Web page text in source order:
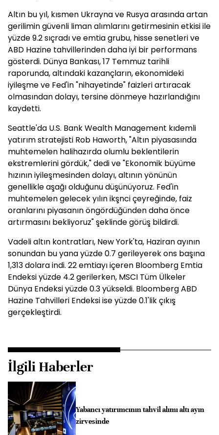
Altın bu yıl, kısmen Ukrayna ve Rusya arasında artan
gerilimin güvenli liman alımlarını getirmesinin etkisi ile
yüzde 9.2 sıçradı ve emtia grubu, hisse senetleri ve
ABD Hazine tahvillerinden daha iyi bir performans
gösterdi. Dünya Bankası, 17 Temmuz tarihli
raporunda, altındaki kazançların, ekonomideki
iyileşme ve Fed'in "nihayetinde" faizleri artıracak
olmasından dolayı, tersine dönmeye hazırlandığını
kaydetti.
Seattle'da U.S. Bank Wealth Management kıdemli
yatırım stratejisti Rob Haworth, "Altın piyasasında
muhtemelen halihazırda olumlu beklentilerin
ekstremlerini gördük," dedi ve "Ekonomik büyüme
hızının iyileşmesinden dolayı, altının yönünün
genellikle aşağı olduğunu düşünüyoruz. Fed'in
muhtemelen gelecek yılın ikşnci çeyreğinde, faiz
oranlarını piyasanın öngördüğünden daha önce
artırmasını bekliyoruz" şeklinde görüş bildirdi.
Vadeli altın kontratları, New York'ta, Haziran ayının
sonundan bu yana yüzde 0.7 gerileyerek ons başına
1,313 dolara indi. 22 emtiayı içeren Bloomberg Emtia
Endeksi yüzde 4.2 gerilerken, MSCI Tüm Ülkeler
Dünya Endeksi yüzde 0.3 yükseldi. Bloomberg ABD
Hazine Tahvilleri Endeksi ise yüzde 0.1'lik çıkış
gerçekleştirdi.
İlgili Haberler
Yabancı yatırımcının tahvil alımı altı ayın
zirvesinde